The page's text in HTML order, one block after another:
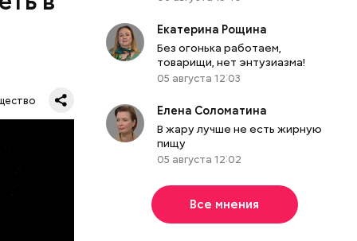
метров.
Екатерина Рощина
Без огонька работаем,
товарищи, нет энтузиазма!
05 августа 12:03
Елена Соломатина
В жару лучше не есть жирную
пищу
05 августа 12:02
Все мнения